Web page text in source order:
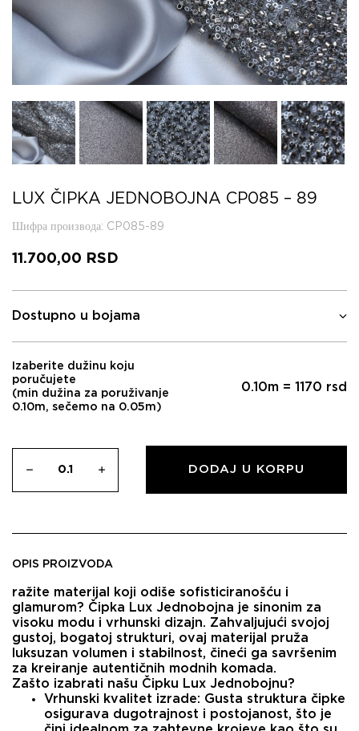
LUX ČIPKA JEDNOBOJNA CP085 – 89
Шифра производа: CP085-89
11.700,00 RSD
Dostupno u bojama
Izaberite dužinu koju
poručujete
(min dužina za poruživanje
0.10m, sečemo na 0.05m)
0.10m = 1170 rsd
DODAJ U KORPU
OPIS PROIZVODA
ražite materijal koji odiše sofisticiranošću i
glamurom? Čipka Lux Jednobojna je sinonim za
visoku modu i vrhunski dizajn. Zahvaljujući svojoj
gustoj, bogatoj strukturi, ovaj materijal pruža
luksuzan volumen i stabilnost, čineći ga savršenim
za kreiranje autentičnih modnih komada.
Zašto izabrati našu Čipku Lux Jednobojnu?
Vrhunski kvalitet izrade: Gusta struktura čipke
osigurava dugotrajnost i postojanost, što je